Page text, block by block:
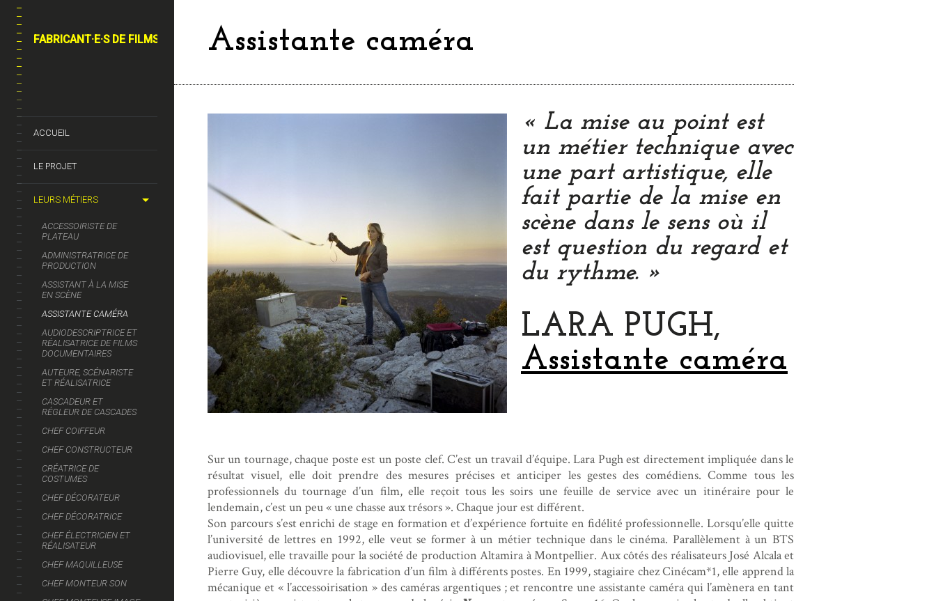
FABRICANT·E·S DE FILMS
ACCUEIL
LE PROJET
LEURS MÉTIERS
ACCESSOIRISTE DE
PLATEAU
ADMINISTRATRICE DE
PRODUCTION
ASSISTANT À LA MISE
EN SCÈNE
ASSISTANTE CAMÉRA
AUDIODESCRIPTRICE ET
RÉALISATRICE DE FILMS
DOCUMENTAIRES
AUTEURE, SCÉNARISTE
ET RÉALISATRICE
CASCADEUR ET
RÉGLEUR DE CASCADES
CHEF COIFFEUR
CHEF CONSTRUCTEUR
CRÉATRICE DE
COSTUMES
CHEF DÉCORATEUR
CHEF DÉCORATRICE
CHEF ÉLECTRICIEN ET
RÉALISATEUR
CHEF MAQUILLEUSE
CHEF MONTEUR SON
Assistante caméra
« La mise au point est
un métier technique avec
une part artistique, elle
fait partie de la mise en
scène dans le sens où il
est question du regard et
du rythme. »
LARA PUGH,
Assistante caméra
Sur un tournage, chaque poste est un poste clef. C’est un travail d’équipe. Lara Pugh est directement impliquée dans le
résultat visuel, elle doit prendre des mesures précises et anticiper les gestes des comédiens. Comme tous les
professionnels du tournage d’un film, elle reçoit tous les soirs une feuille de service avec un itinéraire pour le
lendemain, c’est un peu « une chasse aux trésors ». Chaque jour est différent.
Son parcours s’est enrichi de stage en formation et d’expérience fortuite en fidélité professionnelle. Lorsqu’elle quitte
l’université de lettres en 1992, elle veut se former à un métier technique dans le cinéma. Parallèlement à un BTS
audiovisuel, elle travaille pour la société de production Altamira à Montpellier. Aux côtés des réalisateurs José Alcala et
Pierre Guy, elle découvre la fabrication d’un film à différents postes. En 1999, stagiaire chez Cinécam*1, elle apprend la
mécanique et « l’accessoirisation » des caméras argentiques ; et rencontre une assistante caméra qui l’amènera en tant